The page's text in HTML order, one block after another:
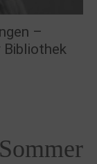
–
Bibliothek